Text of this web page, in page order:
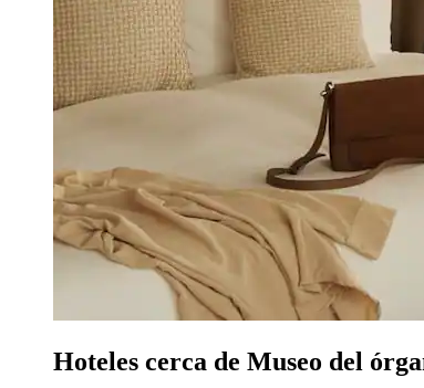
Hoteles cerca de Museo del